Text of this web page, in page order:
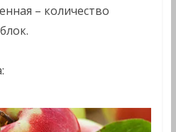
– количество